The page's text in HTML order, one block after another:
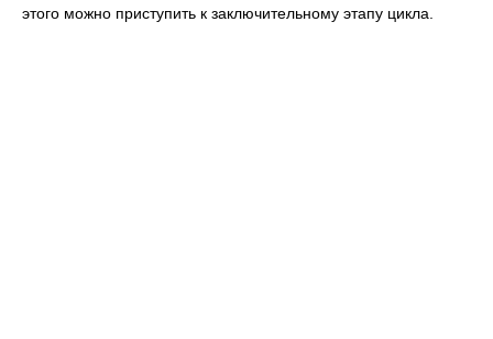
этого можно приступить к заключительному этапу цикла.